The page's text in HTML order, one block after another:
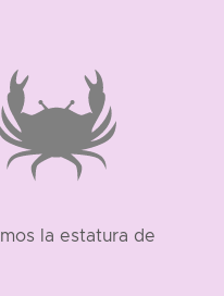
la estatura de